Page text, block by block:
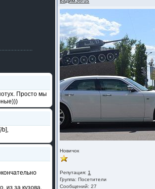
Просто мы
b],
из за кузова,
Новичок
Репутация: 1
Группа:Посетители
Сообщений: 27